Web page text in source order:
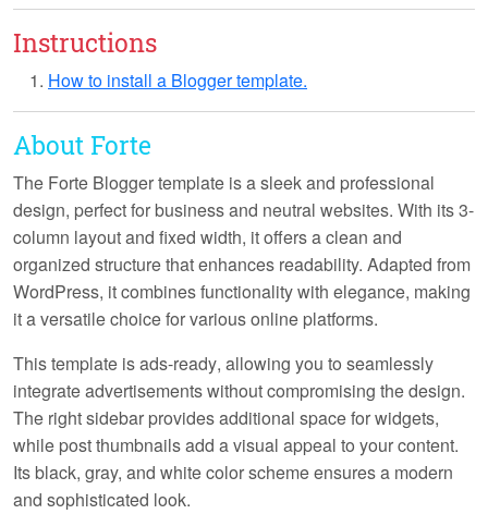
Instructions
How to install a Blogger template.
About Forte
The Forte Blogger template is a sleek and professional
design, perfect for business and neutral websites. With its 3-
column layout and fixed width, it offers a clean and
organized structure that enhances readability. Adapted from
WordPress, it combines functionality with elegance, making
it a versatile choice for various online platforms.
This template isads-ready, allowing you to seamlessly
integrate advertisements without compromising the design.
The right sidebar provides additional space for widgets,
while post thumbnails add a visual appeal to your content.
Its black, gray, and white color scheme ensures a modern
and sophisticated look.